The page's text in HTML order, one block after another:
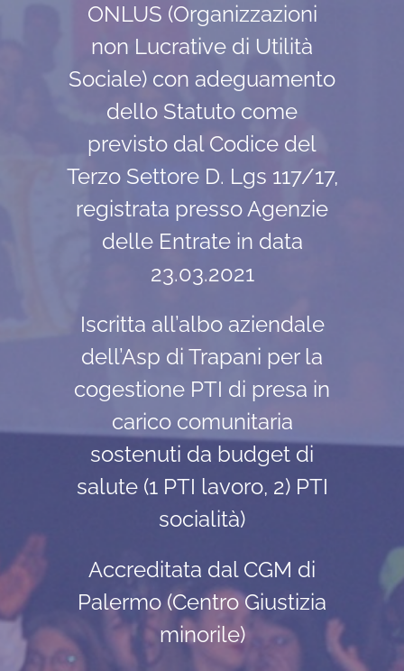
ONLUS (Organizzazioni
non Lucrative di Utilità
Sociale) con adeguamento
dello Statuto come
previsto dal Codice del
Terzo Settore D. Lgs 117/17,
registrata presso Agenzie
delle Entrate in data
23.03.2021
Iscritta all’albo aziendale
dell’Asp di Trapani per la
cogestione PTI di presa in
carico comunitaria
sostenuti da budget di
salute (1 PTI lavoro, 2) PTI
socialità)
Accreditata dal CGM di
Palermo (Centro Giustizia
minorile)